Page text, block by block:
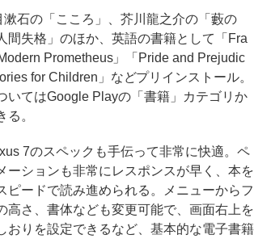
石の「こころ」、芥川龍之介の「藪の
間失格」のほか、英語の書籍として「Fra
Prometheus」「Pride and Prejudic
for Children」などプリインストール。
いてはGoogle Playの「書籍」カテゴリか
る。
7のスペックも手伝って非常に快適。ペ
ーションも非常にレスポンスが早く、本を
ピードで読み進められる。メニューからフ
高さ、書体なども変更可能で、画面右上を
おりを設定できるなど、基本的な電子書籍